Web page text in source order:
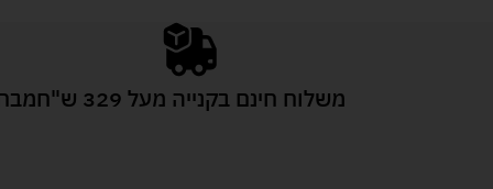
משלוח חינם בקנייה מעל 329 ש"ח